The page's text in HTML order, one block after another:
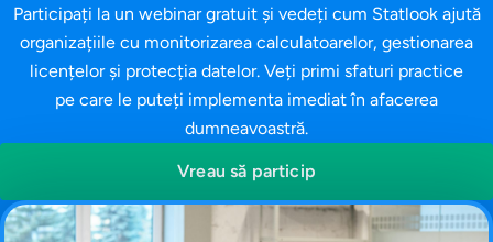
Participați la un webinar gratuit și vedeți cum Statlook ajută
organizațiile cu monitorizarea calculatoarelor, gestionarea
licențelor și protecția datelor. Veți primi sfaturi practice
pe care le puteți implementa imediat în afacerea
dumneavoastră.
Vreau să particip